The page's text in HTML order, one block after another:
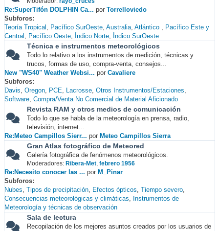
Re:SuperTifón DOLPHIN Ca... por Torrelloviedo
Subforos
Teoría Tropical
Pacífico SurOeste Australia Atlántico
Pacífico Este y
Central
Pacífico Oeste Índico Norte Índico SurOeste
Técnica e instrumentos meteorológicos
Todo lo relativo a los instrumentos de medición, técnicas y
trucos, formas de uso, compra-venta, consejos...
New "WS40" Weather Websi... por Cavaliere
Subforos
Davis Oregon PCE Lacrosse Otros Instrumentos/Estaciones
Software Compra/Venta No Comercial de Material Aficionado
Revista RAM y otros medios de comunicación
Todo lo que se habla de la meteorología en prensa, radio,
televisión, internet...
Re:Meteo Campillos Sierr... por Meteo Campillos Sierra
Gran Atlas fotográfico de Meteored
Galería fotográfica de fenómenos meteorológicos.
Moderadores: Ribera-Met, febrero 1956
Re:Necesito conocer las ... por M_Pinar
Subforos
Nubes Tipos de precipitación Efectos ópticos Tiempo severo
Consecuencias meteorológicas y climáticas
Instrumentos de
Meteorología y técnicas de observación
Sala de lectura
Recopilación de los mejores asuntos creados por los usuarios de